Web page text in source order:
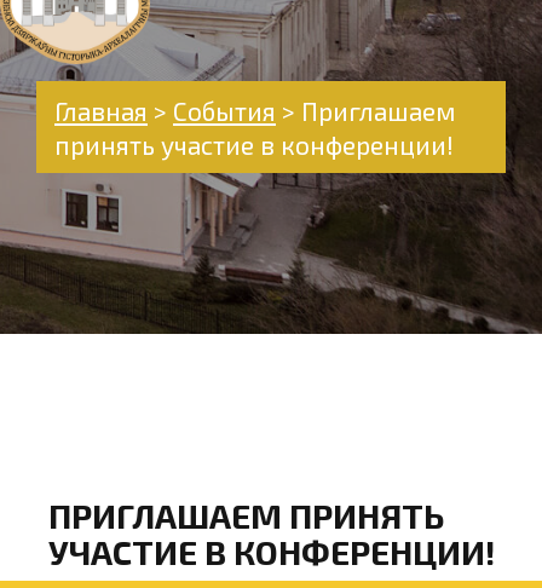
Главная > События > Приглашаем
принять участие в конференции!
ПРИГЛАШАЕМ ПРИНЯТЬ
УЧАСТИЕ В КОНФЕРЕНЦИИ!